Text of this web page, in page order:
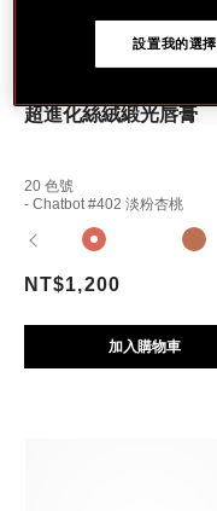
超進化絲絨緞光唇膏
20 色號
- Chatbot #402 淡粉杏桃
NT$1,200
加入購物車
30mL
設置我的選擇